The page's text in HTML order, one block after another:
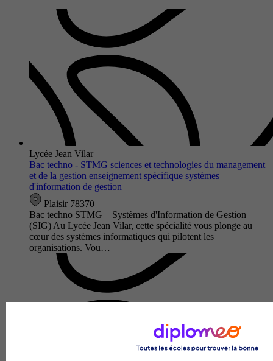
Lycée Jean Vilar
Bac techno - STMG sciences et technologies du management
et de la gestion enseignement spécifique systèmes
d'information de gestion
Plaisir 78370
Bac techno STMG – Systèmes d'Information de Gestion
(SIG) Au Lycée Jean Vilar, cette spécialité vous plonge au
cœur des systèmes informatiques qui pilotent les
organisations. Vou…